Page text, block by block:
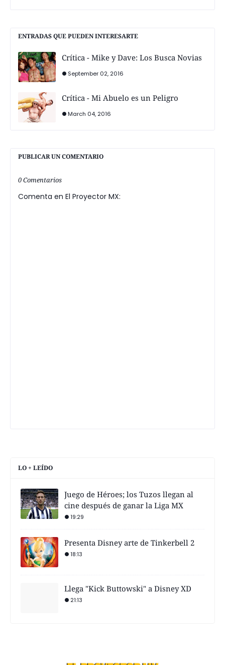
ENTRADAS QUE PUEDEN INTERESARTE
Crítica - Mike y Dave: Los Busca Novias
September 02, 2016
Crítica - Mi Abuelo es un Peligro
March 04, 2016
PUBLICAR UN COMENTARIO
0 Comentarios
Comenta en El Proyector MX:
LO + LEÍDO
Juego de Héroes; los Tuzos llegan al
cine después de ganar la Liga MX
19:29
Presenta Disney arte de Tinkerbell 2
18:13
Llega "Kick Buttowski" a Disney XD
21:13